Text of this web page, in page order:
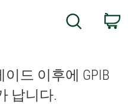
Search
드 이후에 GPIB
납니다.